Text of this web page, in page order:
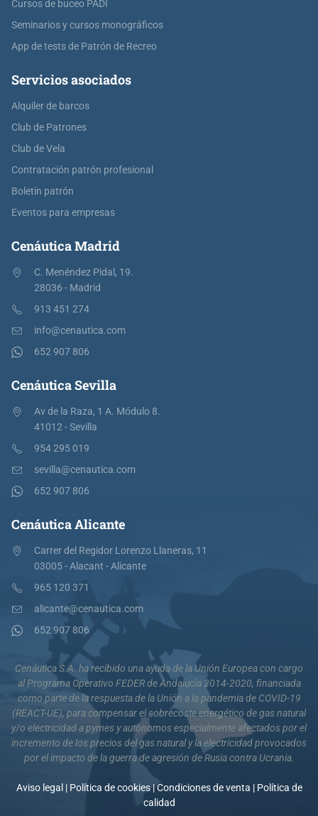
Cursos de buceo PADI
Seminarios y cursos monográficos
App de tests de Patrón de Recreo
Servicios asociados
Alquiler de barcos
Club de Patrones
Club de Vela
Contratación patrón profesional
Boletín patrón
Eventos para empresas
Cenáutica Madrid
C. Menéndez Pidal, 19.
28036 - Madrid
913 451 274
info@cenautica.com
652 907 806
Cenáutica Sevilla
Av de la Raza, 1 A. Módulo 8.
41012 - Sevilla
954 295 019
sevilla@cenautica.com
652 907 806
Cenáutica Alicante
Carrer del Regidor Lorenzo Llaneras, 11
03005 - Alacant - Alicante
965 120 371
alicante@cenautica.com
652 907 806
Cenáutica S.A. ha recibido una ayuda de la Unión Europea con cargo
al Programa Operativo FEDER de Andalucía 2014-2020, financiada
como parte de la respuesta de la Unión a la pandemia de COVID-19
(REACT-UE), para compensar el sobrecoste energético de gas natural
y/o electricidad a pymes y autónomos especialmente afectados por el
incremento de los precios del gas natural y la electricidad provocados
por el impacto de la guerra de agresión de Rusia contra Ucrania.
Aviso legal| Política de cookies|Condiciones de venta | Política de
calidad